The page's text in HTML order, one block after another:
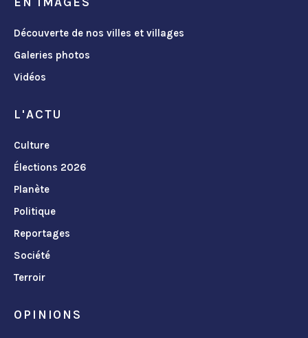
Découverte de nos villes et villages
Galeries photos
Vidéos
L'ACTU
Culture
Élections 2026
Planète
Politique
Reportages
Société
Terroir
OPINIONS